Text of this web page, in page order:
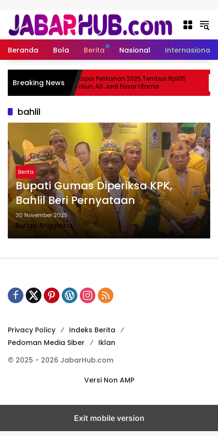
Beranda Bola Berita Nasional Internasional
Breaking News
Suzuki?
Ekspor Perikanan 2025 Tembus Rp105
Triliun, AS Jadi Pasar Utama
bahlil
Berita
Bupati Gumas Diperiksa KPK,
Bahlil Beri Pernyataan
30 November 2025
Bunga Anggrekia
Privacy Policy
Indeks Berita
Pedoman Media Siber
Iklan
© 2025 - 2026 JabarHub.com
Versi Non AMP
Exit mobile version